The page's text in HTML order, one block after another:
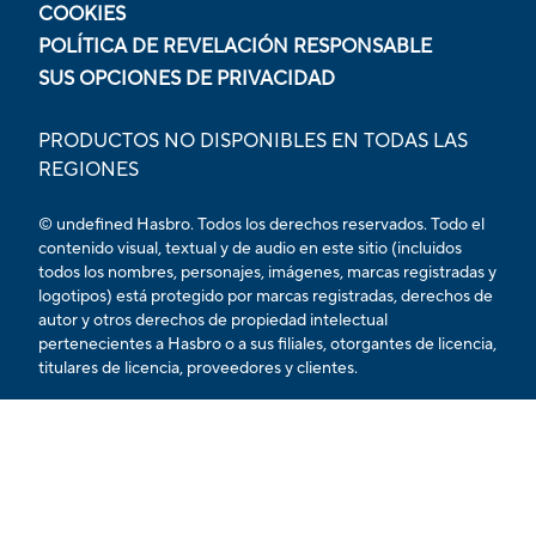
COOKIES
POLÍTICA DE REVELACIÓN RESPONSABLE
SUS OPCIONES DE PRIVACIDAD
PRODUCTOS NO DISPONIBLES EN TODAS LAS
REGIONES
© undefined Hasbro. Todos los derechos reservados. Todo el
contenido visual, textual y de audio en este sitio (incluidos
todos los nombres, personajes, imágenes, marcas registradas y
logotipos) está protegido por marcas registradas, derechos de
autor y otros derechos de propiedad intelectual
pertenecientes a Hasbro o a sus filiales, otorgantes de licencia,
titulares de licencia, proveedores y clientes.